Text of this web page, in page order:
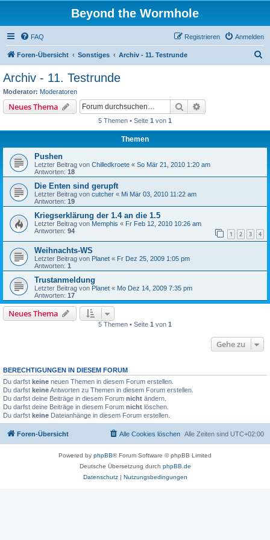
Beyond the Wormhole
FAQ Anmelden
Registrieren
Foren-Übersicht Sonstiges Archiv - 11. Testrunde
Archiv - 11. Testrunde
Moderator: Moderatoren
Neues Thema Suche
5 Themen • Seite 1 von 1
Themen
Pushen
Letzter Beitrag von Chilledkroete « So Mär 21, 2010 1:20 am
Antworten: 18
Die Enten sind gerupft
Letzter Beitrag von cutcher « Mi Mär 03, 2010 11:22 am
Antworten: 19
Kriegserklärung der 1.4 an die 1.5
Letzter Beitrag von Memphis « Fr Feb 12, 2010 10:26 am
Antworten: 94 1 2 3 4
Weihnachts-WS
Letzter Beitrag von Planet « Fr Dez 25, 2009 1:05 pm
Antworten: 1
Trustanmeldung
Letzter Beitrag von Planet « Mo Dez 14, 2009 7:35 pm
Antworten: 17
Neues Thema
5 Themen • Seite 1 von 1
Gehe zu
BERECHTIGUNGEN IN DIESEM FORUM
Du darfst keine neuen Themen in diesem Forum erstellen.
Du darfst keineAntworten zu Themen in diesem Forum erstellen.
Du darfst deine Beiträge in diesem Forum nicht ändern.
Du darfst deine Beiträge in diesem Forum nicht löschen.
Du darfst keine Dateianhänge in diesem Forum erstellen.
Foren-Übersicht Alle Zeiten sind UTC+02:00
Alle Cookies löschen
Powered by phpBB® Forum Software © phpBB Limited
Deutsche Übersetzung durch phpBB.de
Datenschutz| Nutzungsbedingungen